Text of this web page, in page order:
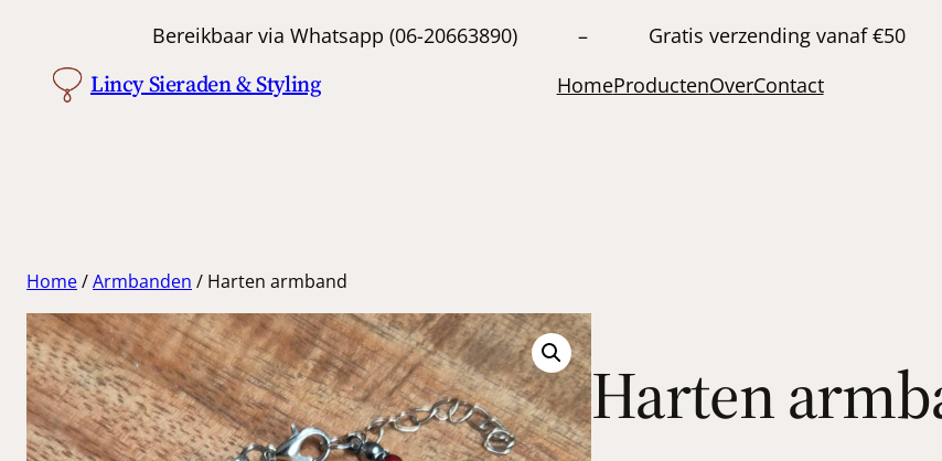
Bereikbaar via Whatsapp (06-20663890) – Gratis verzending vanaf
Lincy Sieraden & Styling HomeProductenOverContact
Home/Armbanden / Harten armband
Harten